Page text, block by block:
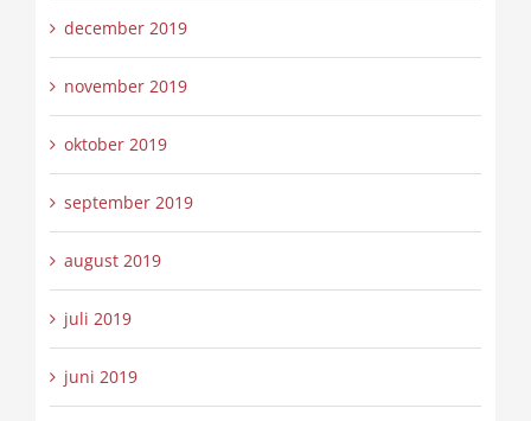
december 2019
november 2019
oktober 2019
september 2019
august 2019
juli 2019
juni 2019